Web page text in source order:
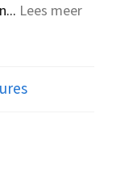
Lees meer